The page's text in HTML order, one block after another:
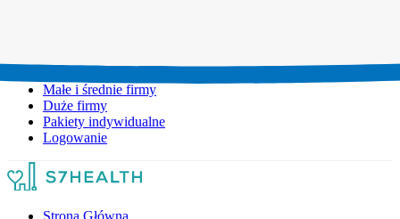
Małe i średnie firmy
Duże firmy
Pakiety indywidualne
Logowanie
Strona Główna